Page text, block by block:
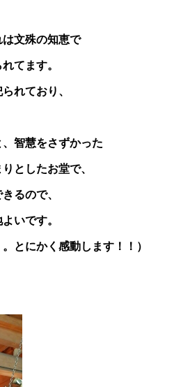
文殊の知恵で
てます。
れており、
智慧をさずかった
としたお堂で、
るので、
いです。
とにかく感動します！！）